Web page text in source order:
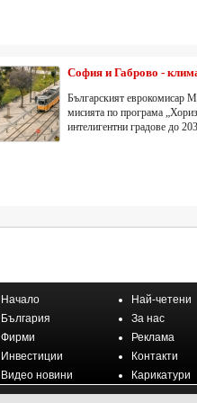
София и Габрово -
Българският еврокомисар
мисията по програма
интелигентни градове до
Начало Най-четени
България
За нас
Фирми
Реклама
Инвестиции
Контакти
Видео новини
Карикатури